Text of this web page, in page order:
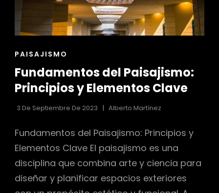
ENLACES
LAS
CATEGORÍAS
PAISAJISMO
Fundamentos del Paisajismo:
Principios y Elementos Clave
3 De Septiembre De 2023 Alberto Martínez
Fundamentos del Paisajismo: Principios y
Elementos Clave El paisajismo es una
disciplina que combina arte y ciencia para
diseñar y planificar espacios exteriores